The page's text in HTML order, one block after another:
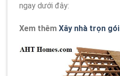
ngay dưới đây:
Xem thêm Xây nhà trọn gói